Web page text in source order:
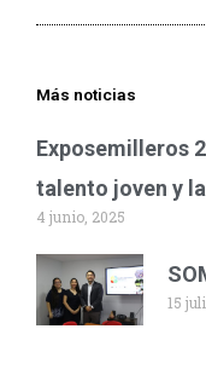
Más noticias
Exposemilleros
talento joven y
4 junio, 2025
15